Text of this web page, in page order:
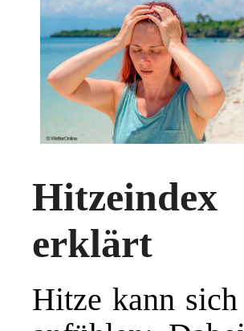
Hitzeindex
erklärt
Hitze kann